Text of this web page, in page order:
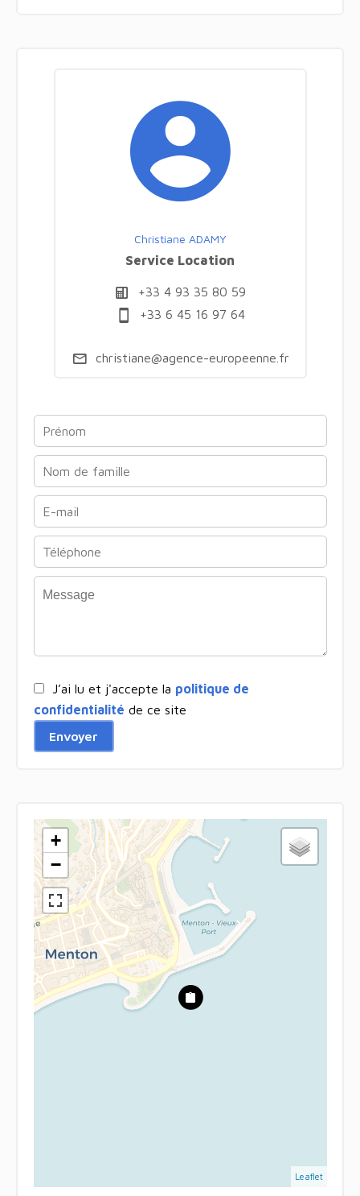
Christiane ADAMY
Service Location
+33 4 93 35 80 59
+33 6 45 16 97 64
christiane@agence-europeenne.fr
J’ai lu et j'accepte la politique de
confidentialité de ce site
Envoyer
+
−
Leaflet